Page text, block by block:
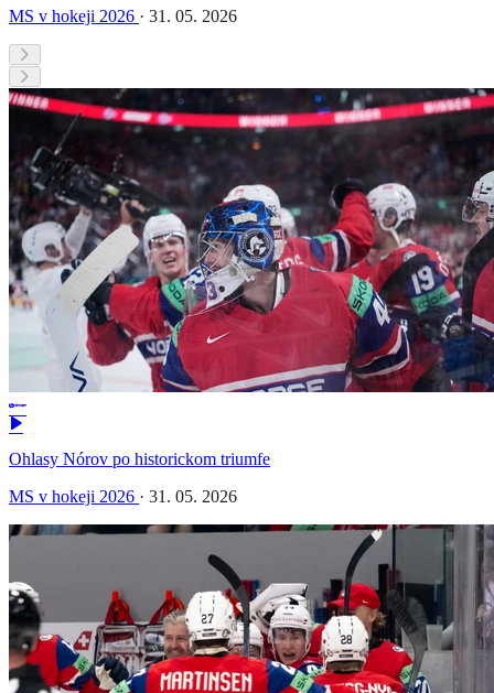
MS v hokeji 2026 · 31. 05. 2026
Ohlasy Nórov po historickom triumfe
MS v hokeji 2026 · 31. 05. 2026